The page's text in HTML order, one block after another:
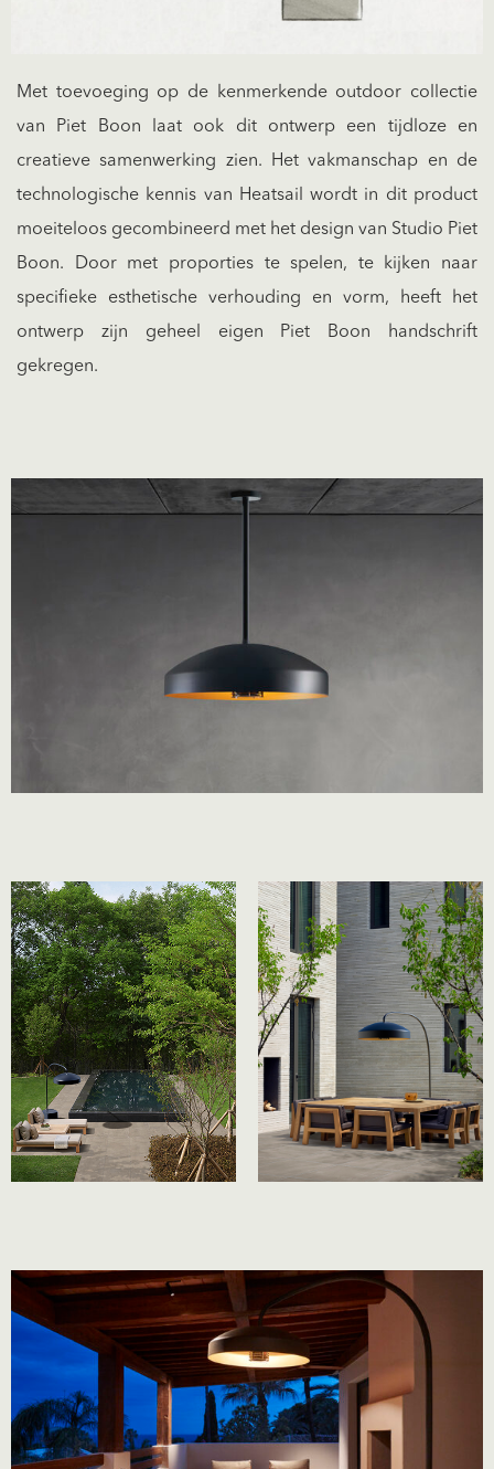
Met toevoeging op de kenmerkende outdoor collectie
van Piet Boon laat ook dit ontwerp een tijdloze en
creatieve samenwerking zien. Het vakmanschap en de
technologische kennis van Heatsail wordt in dit product
moeiteloos gecombineerd met het design van Studio Piet
Boon. Door met proporties te spelen, te kijken naar
specifieke esthetische verhouding en vorm, heeft het
ontwerp zijn geheel eigen Piet Boon handschrift
gekregen.